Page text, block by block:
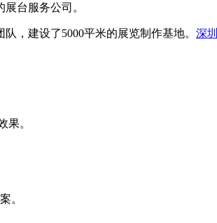
展台服务公司。
，建设了5000平米的展览制作基地。 深
果。
。